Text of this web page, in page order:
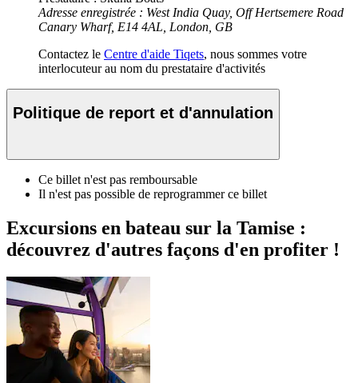
Adresse enregistrée : West India Quay, Off Hertsemere Road
Canary Wharf, E14 4AL, London, GB
Contactez le Centre d'aide Tiqets, nous sommes votre
interlocuteur au nom du prestataire d'activités
Politique de report et d'annulation
Ce billet n'est pas remboursable
Il n'est pas possible de reprogrammer ce billet
Excursions en bateau sur la Tamise :
découvrez d'autres façons d'en profiter !